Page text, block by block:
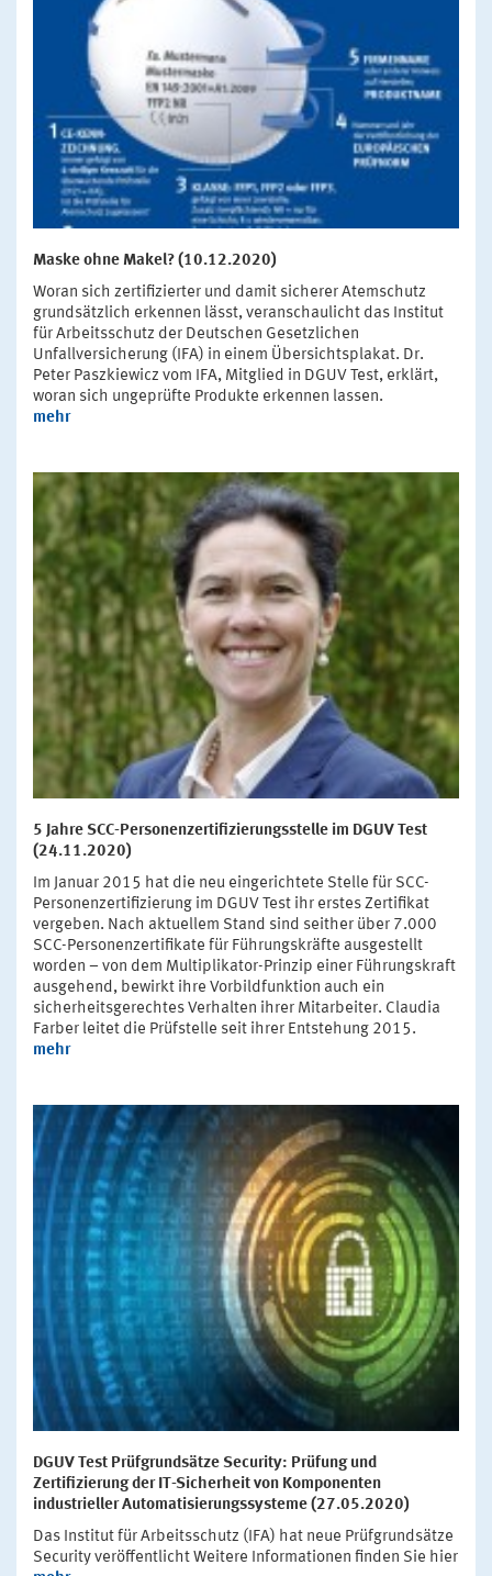
Maske ohne Makel? (10.12.2020)
Woran sich zertifizierter und damit sicherer Atemschutz
grundsätzlich erkennen lässt, veranschaulicht das Institut
für Arbeitsschutz der Deutschen Gesetzlichen
Unfallversicherung (IFA) in einem Übersichtsplakat. Dr.
Peter Paszkiewicz vom IFA, Mitglied in DGUV Test, erklärt,
woran sich ungeprüfte Produkte erkennen lassen.
mehr
5 Jahre SCC-Personenzertifizierungsstelle im DGUV Test
(24.11.2020)
Im Januar 2015 hat die neu eingerichtete Stelle für SCC-
Personenzertifizierung im DGUV Test ihr erstes Zertifikat
vergeben. Nach aktuellem Stand sind seither über 7.000
SCC-Personenzertifikate für Führungskräfte ausgestellt
worden – von dem Multiplikator-Prinzip einer Führungskraft
ausgehend, bewirkt ihre Vorbildfunktion auch ein
sicherheitsgerechtes Verhalten ihrer Mitarbeiter. Claudia
Farber leitet die Prüfstelle seit ihrer Entstehung 2015.
mehr
DGUV Test Prüfgrundsätze Security: Prüfung und
Zertifizierung der IT-Sicherheit von Komponenten
industrieller Automatisierungssysteme (27.05.2020)
Das Institut für Arbeitsschutz (IFA) hat neue Prüfgrundsätze
Security veröffentlicht Weitere Informationen finden Sie hier